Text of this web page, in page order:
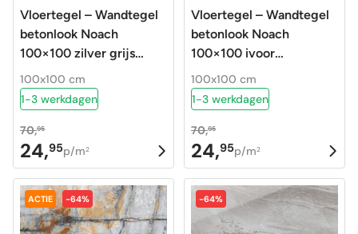
Vloertegel – Wandtegel
betonlook Noach
100×100 zilver grijs
gerectificeerd R9
100x100 cm
1-3 werkdagen
70,95
Oorspronkelijke
prijs
was:
70,95.
24,95
Huidige
prijs
is:
24,95.
p/m2
Vloertegel – Wandtegel
betonlook Noach
100×100 ivoor
gerectificeerd R9
100x100 cm
1-3 werkdagen
70,95
Oorspronkelijke
prijs
was:
70,95.
24,95
Huidige
prijs
is:
24,95.
p/m2
ACTIE -64% -64%